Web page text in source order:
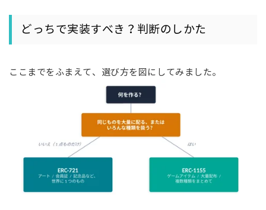
どっちで実装すべき？判断のしかた
ここまでをふまえて、選び方を図にしてみました。